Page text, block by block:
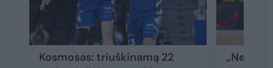
Kosmosas: triuškinamą 22